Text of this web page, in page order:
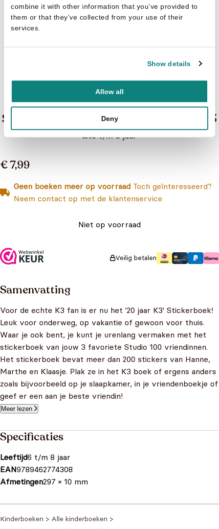
combine it with other information that you’ve provided to
them or that they’ve collected from your use of their
services.
Show details
Allow all
Deny
Stickerboek K3 - 20 jaar - Studio 100 K3
6 t/m 8 jaar
€ 7,99
Geen boeken meer op voorraad Toch geïnteresseerd?
Neem contact op met de klantenservice
Niet op voorraad
Veilig betalen
Samenvatting
Voor de echte K3 fan is er nu het '20 jaar K3' Stickerboek!
Leuk voor onderweg, op vakantie of gewoon voor thuis.
Waar je ook bent, je kunt je urenlang vermaken met het
stickerboek van jouw 3 favoriete Studio 100 vriendinnen.
Het stickerboek bevat meer dan 200 stickers van Hanne,
Marthe en Klaasje. Plak ze in het K3 boek of ergens anders
zoals bijvoorbeeld op je slaapkamer, in je vriendenboekje of
geef er een aan je beste vriendin!
Meer lezen
Specificaties
Leeftijd6 t/m 8 jaar
EAN9789462774308
Afmetingen297 × 10 mm
Kinderboeken > Alle kinderboeken >